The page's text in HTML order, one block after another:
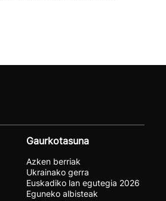
Gaurkotasuna
Azken berriak
Ukrainako gerra
Euskadiko lan egutegia 2026
Eguneko albisteak